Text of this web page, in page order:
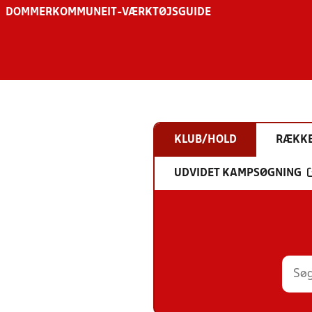
DOMMER KOMMUNE IT-VÆRKTØJSGUIDE
KLUB/HOLD
UDVIDET KAMPSØGNING